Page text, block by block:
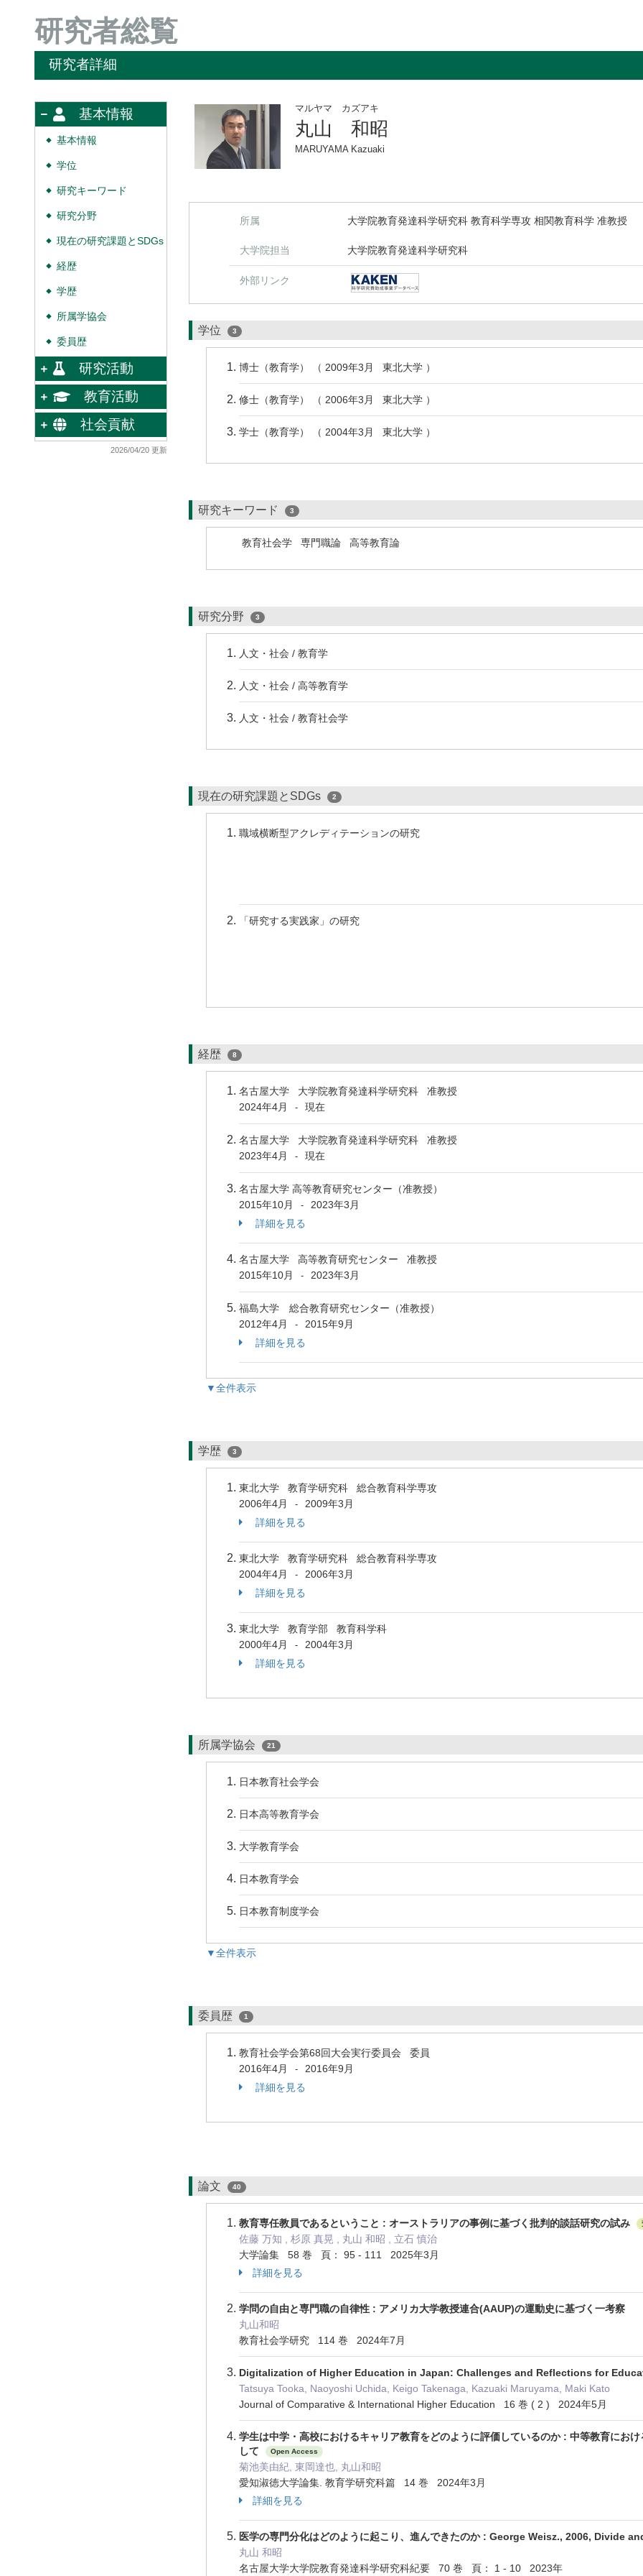
研究者総覧
研究者詳細
基本情報
◆ 基本情報
◆ 学位
◆ 研究キーワード
◆ 研究分野
◆ 現在の研究課題とSDGs
◆ 経歴
◆ 学歴
◆ 所属学協会
◆ 委員歴
研究活動
教育活動
社会貢献
2026/04/20 更新
マルヤマ カズアキ
丸山 和昭
MARUYAMA Kazuaki
所属 大学院教育発達科学研究科 教育科学専攻 相関教育科学 准教授
大学院担当 大学院教育発達科学研究科
外部リンク
学位 3
博士（教育学） （ 2009年3月 東北大学 ）
修士（教育学） （ 2006年3月 東北大学 ）
学士（教育学） （ 2004年3月 東北大学 ）
研究キーワード 3
教育社会学 専門職論 高等教育論
研究分野 3
人文・社会 / 教育学
人文・社会 / 高等教育学
人文・社会 / 教育社会学
現在の研究課題とSDGs 2
職域横断型アクレディテーションの研究
「研究する実践家」の研究
経歴 8
名古屋大学 大学院教育発達科学研究科 准教授
2024年4月
- 現在
名古屋大学 大学院教育発達科学研究科 准教授
2023年4月
- 現在
名古屋大学 高等教育研究センター（准教授）
2015年10月
-
2023年3月
詳細を見る
名古屋大学 高等教育研究センター 准教授
2015年10月
- 2023年3月
福島大学 総合教育研究センター（准教授）
2012年4月
-
2015年9月
詳細を見る
▼全件表示
学歴 3
東北大学 教育学研究科 総合教育科学専攻
2006年4月
-
2009年3月
詳細を見る
東北大学 教育学研究科 総合教育科学専攻
2004年4月
-
2006年3月
詳細を見る
東北大学 教育学部 教育科学科
2000年4月
-
2004年3月
詳細を見る
所属学協会 21
日本教育社会学会
日本高等教育学会
大学教育学会
日本教育学会
日本教育制度学会
▼全件表示
委員歴 1
教育社会学会第68回大会実行委員会 委員
2016年4月
-
2016年9月
詳細を見る
論文 40
教育専任教員であるということ : オーストラリアの事例に基づく批判的談話研究の試み
佐藤 万知 , 杉原 真晃 , 丸山 和昭 , 立石 慎治
大学論集 58 巻 頁： 95 - 111 2025年3月
詳細を見る
学問の自由と専門職の自律性 : アメリカ大学教授連合(AAUP)の運動史に基づく一考察
丸山和昭
教育社会学研究 114 巻 2024年7月
Digitalization of Higher Education in Japan: Challenges and Reflections for
Tatsuya Tooka, Naoyoshi Uchida, Keigo Takenaga, Kazuaki Maruyama, Maki Kato
Journal of Comparative & International Higher Education 16 巻 ( 2 ) 2024年5月
学生は中学・高校におけるキャリア教育をどのように評価しているのか : 中等教育にお
して
Open Access
菊池美由紀, 東岡達也, 丸山和昭
愛知淑徳大学論集. 教育学研究科篇 14 巻 2024年3月
詳細を見る
医学の専門分化はどのように起こり、進んできたのか : George Weisz., 2006, Divide
丸山 和昭
名古屋大学大学院教育発達科学研究科紀要 70 巻 頁： 1 - 10 2023年